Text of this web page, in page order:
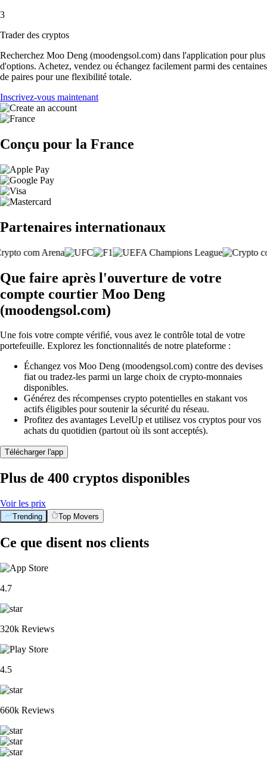
3
Trader des cryptos
Recherchez Moo Deng (moodengsol.com) dans l'application pour plus
d'options. Achetez, vendez ou échangez facilement parmi des centaines
de paires pour une flexibilité totale.
Inscrivez-vous maintenant
Conçu pour la France
Partenaires internationaux
Que faire après l'ouverture de votre
compte courtier Moo Deng
(moodengsol.com)
Une fois votre compte vérifié, vous avez le contrôle total de votre
portefeuille. Explorez les fonctionnalités de notre plateforme :
Échangez vos Moo Deng (moodengsol.com) contre des devises
fiat ou tradez-les parmi un large choix de crypto-monnaies
disponibles.
Générez des récompenses crypto potentielles en stakant vos
actifs éligibles pour soutenir la sécurité du réseau.
Profitez des avantages LevelUp et utilisez vos cryptos pour vos
achats du quotidien (partout où ils sont acceptés).
Télécharger l'app
Plus de 400 cryptos disponibles
Voir les prix
Trending Top Movers
Ce que disent nos clients
4.7
320k Reviews
4.5
660k Reviews